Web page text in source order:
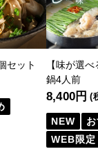
セット
【味が選
鍋4人前
8,400円 (
NEW
WEB限定